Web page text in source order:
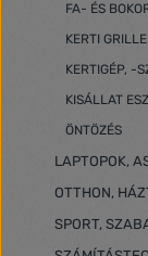
FA- ÉS
KERTI
KERTIGÉP, -
KISÁLLAT
ÖNTÖZÉS
LAPTOPOK,
OTTHON,
SPORT,